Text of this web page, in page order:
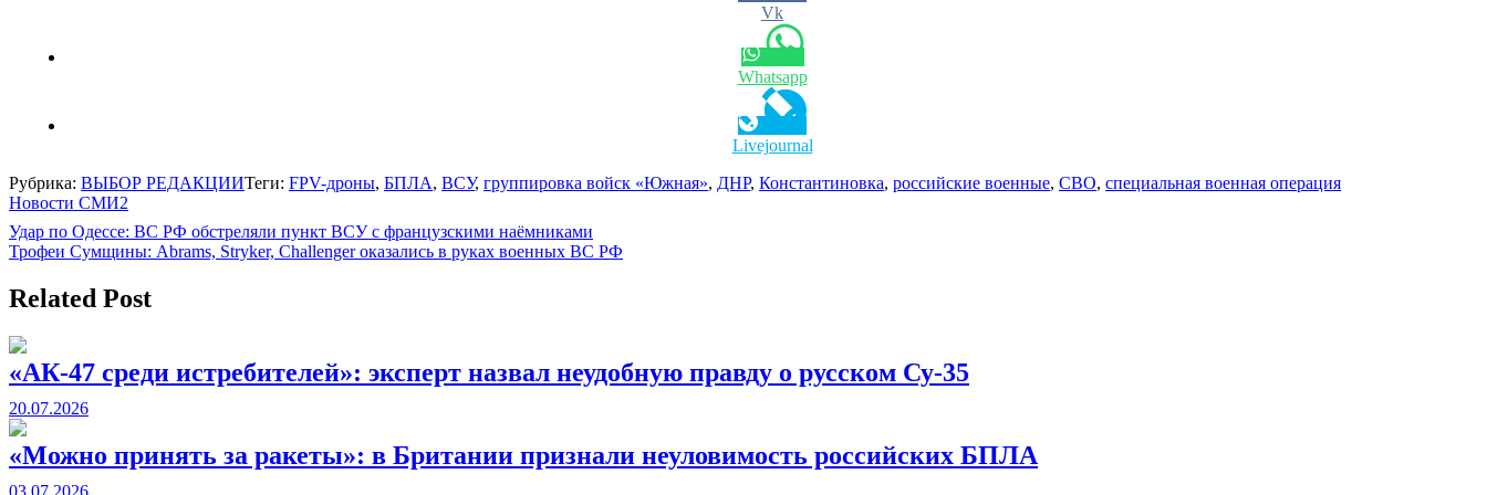
Vk
Whatsapp
Livejournal
Рубрика: ВЫБОР РЕДАКЦИИТеги: FPV-дроны, БПЛА, ВСУ, группировка войск «Южная», ДНР, Константиновка, российские военные, СВО, специальная военная операция
Новости СМИ2
Навигация
по
записям
Удар по Одессе: ВС РФ обстреляли пункт ВСУ с французскими наёмниками
Трофеи Сумщины: Abrams, Stryker, Challenger оказались в руках военных ВС РФ
Related Post
«АК-47 среди истребителей»: эксперт назвал неудобную правду о русском Су-35
20.07.2026
«Можно принять за ракеты»: в Британии признали неуловимость российских БПЛА
03.07.2026